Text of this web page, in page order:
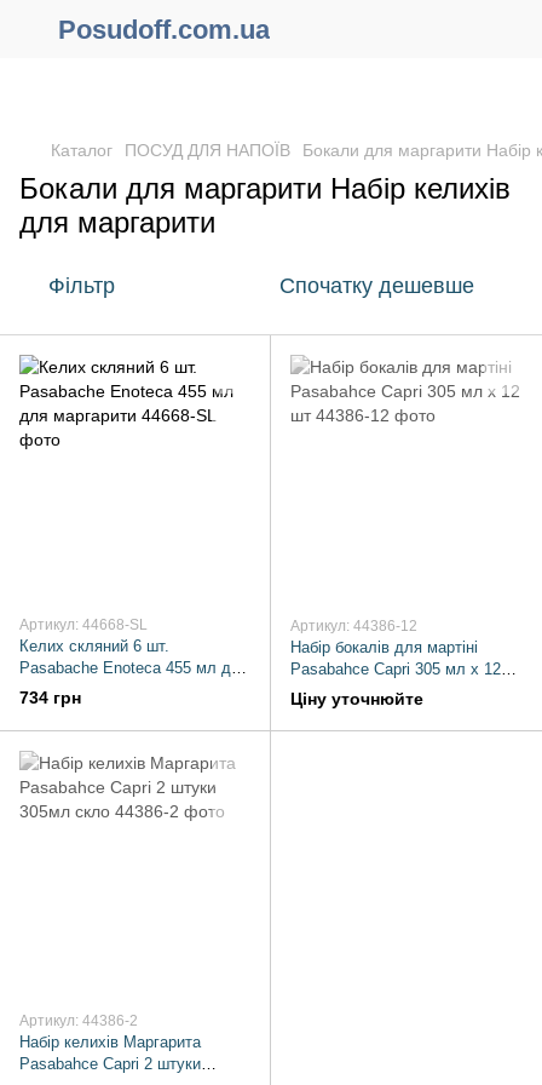
Posudoff.com.ua
Каталог ПОСУД ДЛЯ НАПОЇВ Бокали для маргарити Набір
Бокали для маргарити Набір келихів
для маргарити
Фільтр Спочатку дешевше
Артикул: 44668-SL
Келих скляний 6 шт.
Pasabache Enoteca 455 мл для
маргарити
734 грн
Артикул: 44386-12
Набір бокалів для мартіні
Pasabahce Capri 305 мл x 12
шт
Ціну уточнюйте
Артикул: 44386-2
Набір келихів Маргарита
Pasabahce Capri 2 штуки